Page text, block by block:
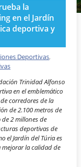
la
en el Jardín
deportiva y
Deportivas,
Trinidad Alfonso
en el emblemático
corredores de la
de 2.100 metros de
2 millones de
deportivas de
el Jardín del Túria es
la calidad de